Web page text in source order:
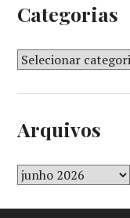
Categorias
Arquivos